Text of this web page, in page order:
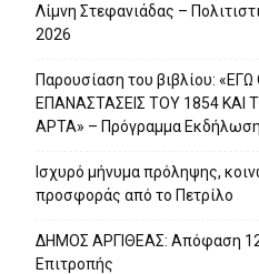
Λίμνη Στεφανιάδας –
2026
Παρουσίαση του βιβλίου:
ΕΠΑΝΑΣΤΑΣΕΙΣ ΤΟΥ 1854 ΚΑΙ
ΑΡΤΑ» – Πρόγραμμα
Ισχυρό μήνυμα πρόληψης,
προσφοράς από το Πετρίλο
ΔΗΜΟΣ ΑΡΓΙΘΕΑΣ: Απόφαση
Επιτροπής